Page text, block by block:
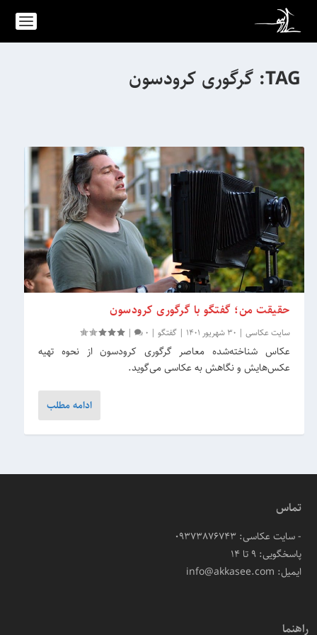
TAG: گرگوری کرودسون
حقیقت من؛ گفتگو با گرگوری کرودسون
سایت عکاسی | 30 شهریور 1401 |گفتگو |
0
|
عکاس شناخته‌شده معاصر گرگوری کرودسون از نحوه تهیه
عکس‌هایش و نگاهش به عکاسی می‌گوید.
ادامه مطلب
تماس
- سایت عکاسی: 09373876743
پاسخگویی: ۹ تا ۱۴
ایمیل: info@akkasee.com
راهنما